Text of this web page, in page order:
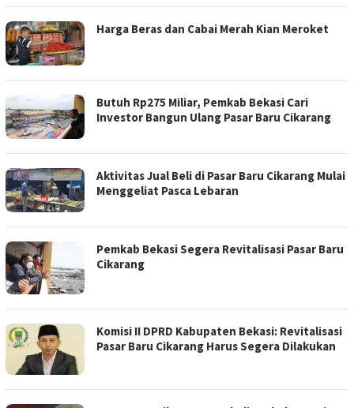
Harga Beras dan Cabai Merah Kian Meroket
Butuh Rp275 Miliar, Pemkab Bekasi Cari
Investor Bangun Ulang Pasar Baru Cikarang
Aktivitas Jual Beli di Pasar Baru Cikarang Mulai
Menggeliat Pasca Lebaran
Pemkab Bekasi Segera Revitalisasi Pasar Baru
Cikarang
Komisi II DPRD Kabupaten Bekasi: Revitalisasi
Pasar Baru Cikarang Harus Segera Dilakukan